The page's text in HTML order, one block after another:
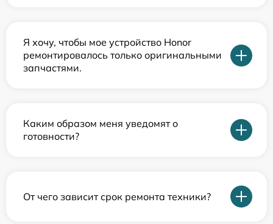
Я хочу, чтобы мое устройство Honor
ремонтировалось только оригинальными
запчастями.
Каким образом меня уведомят о
готовности?
От чего зависит срок ремонта техники?